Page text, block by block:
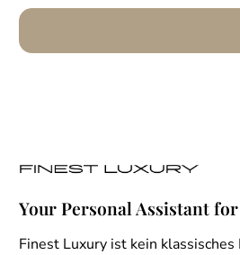
Your Personal Assistant
Finest Luxury ist kein